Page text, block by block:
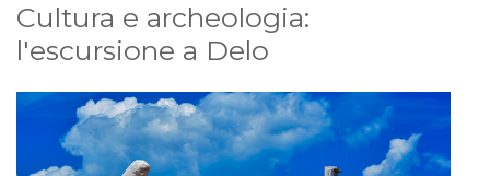
Cultura e archeologia:
l'escursione a Delo